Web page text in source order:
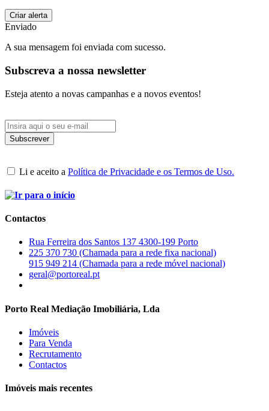
Enviado
A sua mensagem foi enviada com sucesso.
Subscreva a nossa newsletter
Esteja atento a novas campanhas e a novos eventos!
Li e aceito a Política de Privacidade e os Termos de Uso.
Contactos
Rua Ferreira dos Santos 137 4300-199 Porto
225 370 730 (Chamada para a rede fixa nacional)
915 949 214 (Chamada para a rede móvel nacional)
geral@portoreal.pt
Porto Real Mediação Imobiliária, Lda
Imóveis
Para Venda
Recrutamento
Contactos
Imóveis mais recentes